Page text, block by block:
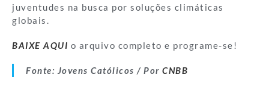
juventudes na busca por soluções climáticas
globais.
BAIXE AQUI o arquivo completo e programe-se!
Fonte: Jovens Católicos / Por CNBB